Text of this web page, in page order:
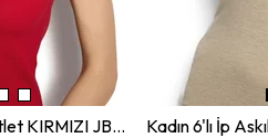
Kadın 6'lı İp Askılı Atlet KIRMIZI JBR583.0006